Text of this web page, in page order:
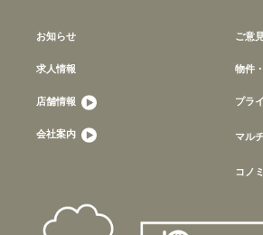
お知らせ
求人情報
店舗情報
会社案内
ご意
物件
プラ
マル
コノ